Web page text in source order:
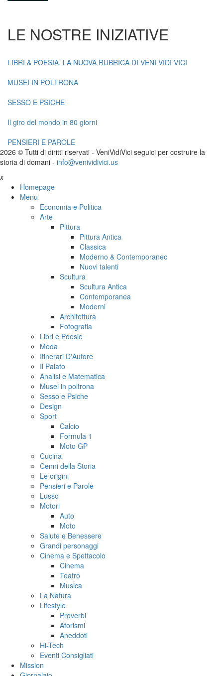
LE NOSTRE INIZIATIVE
LIBRI & POESIA, LA NUOVA RUBRICA DI VENI VIDI VICI
MUSEI IN POLTRONA
SESSO E PSICHE
Il giro del mondo in 80 giorni
PENSIERI E PAROLE
2026 © Tutti di diritti riservati - VeniVidiVici seguici per costruire la
storia di domani - info@venividivici.us
x
Homepage
Menu
Economia e Politica
Arte
Pittura
Pittura Antica
Classica
Moderno & Contemporaneo
Nuovi talenti
Scultura
Scultura Antica
Contemporanea
Moderni
Architettura
Fotografia
Libri e Poesie
Moda
Itinerari D'Autore
Il Palato
Analisi e Matematica
Musei in poltrona
Sesso e Psiche
Design
Sport
Calcio
Formula 1
Moto GP
Cucina
Cenni della Storia
Le origini
Pensieri e Parole
Lusso
Motori
Auto
Moto
Salute e Benessere
Grandi personaggi
Cinema e Spettacolo
Cinema
Teatro
Musica
La Natura
Lifestyle
Proverbi
Aforismi
Aneddoti
Hi-Tech
Eventi Consigliati
Mission